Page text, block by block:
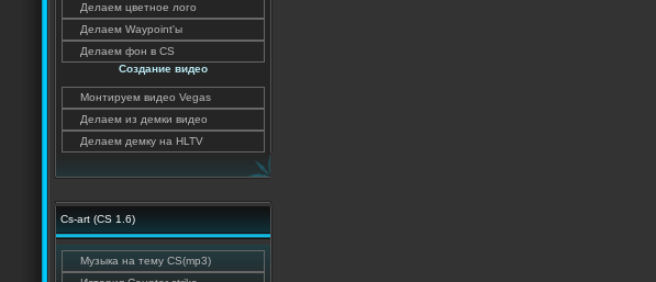
Делаем цветное лого
Делаем Waypoint'ы
Делаем фон в CS
Создание видео
Монтируем видео Vegas
Делаем из демки видео
Делаем демку на HLTV
Cs-art (CS 1.6)
Музыка на тему CS(mp3)